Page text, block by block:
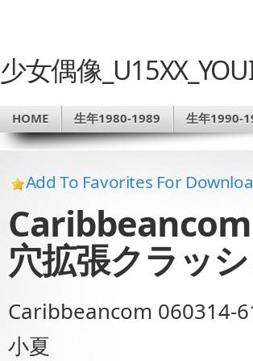
少女偶像
HOME 生年1980-1989 生年1990-
Add To Favorites For
Caribbeancom
穴拡張クラッ
Caribbeancom 060314-
小夏